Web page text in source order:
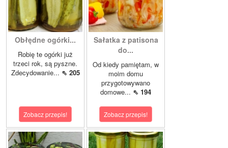
Obłędne ogórki...
Robię te ogórki już
trzeci rok, są pyszne.
Zdecydowanie... ⇖ 205
Zobacz przepis!
Sałatka z patisona
do...
Od kiedy pamiętam, w
moim domu
przygotowywano
domowe... ⇖ 194
Zobacz przepis!